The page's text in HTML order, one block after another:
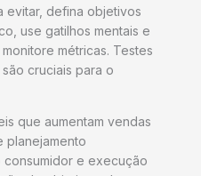
evitar, defina objetivos
use gatilhos mentais e
métricas. Testes
cruciais para o
que aumentam vendas
planejamento
e execução